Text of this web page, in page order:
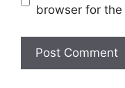
browser for